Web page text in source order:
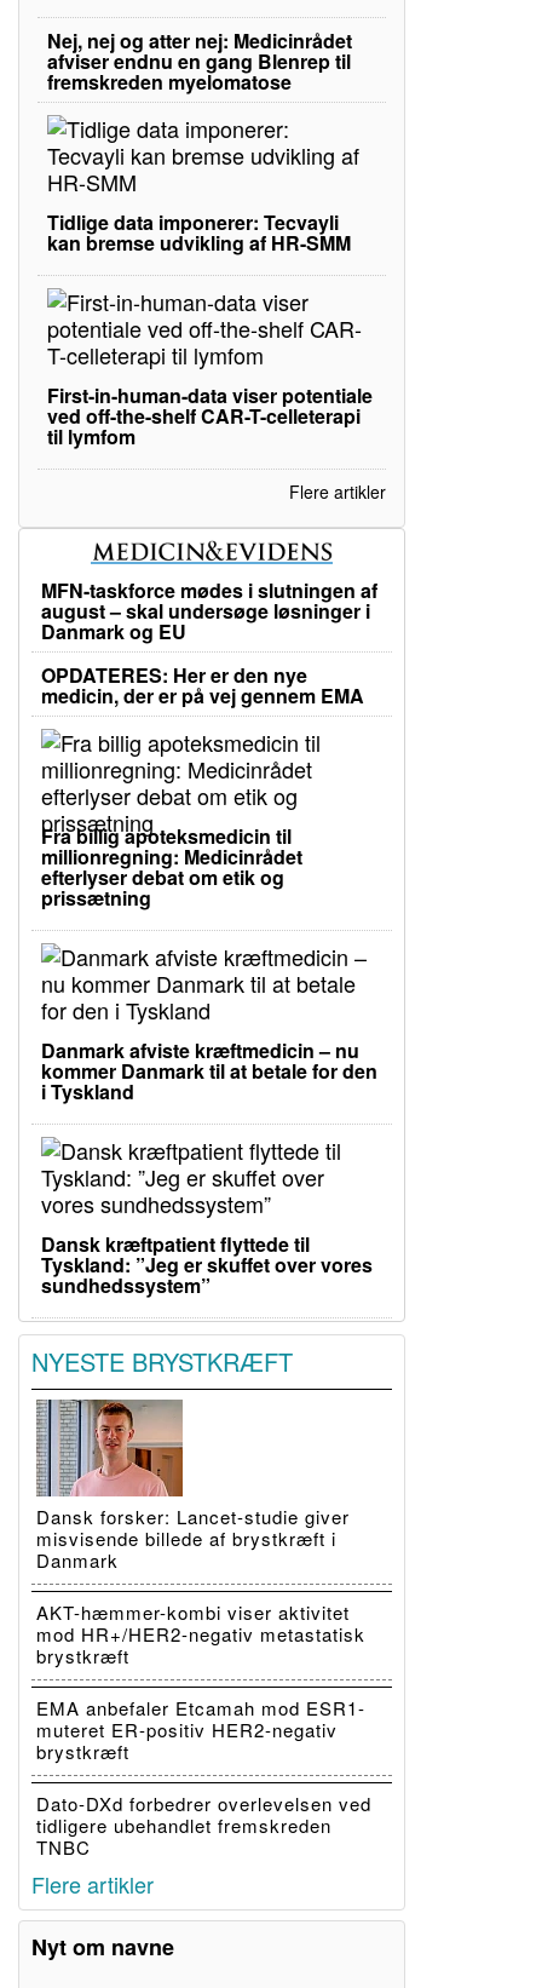
Nej, nej og atter nej: Medicinrådet
afviser endnu en gang Blenrep til
fremskreden myelomatose
Tidlige data imponerer: Tecvayli
kan bremse udvikling af HR-SMM
First-in-human-data viser potentiale
ved off-the-shelf CAR-T-celleterapi
til lymfom
Flere artikler
MFN-taskforce mødes i slutningen af
august – skal undersøge løsninger i
Danmark og EU
OPDATERES: Her er den nye
medicin, der er på vej gennem EMA
Fra billig apoteksmedicin til
millionregning: Medicinrådet
efterlyser debat om etik og
prissætning
Danmark afviste kræftmedicin – nu
kommer Danmark til at betale for den
i Tyskland
Dansk kræftpatient flyttede til
Tyskland: ”Jeg er skuffet over vores
sundhedssystem”
NYESTE BRYSTKRÆFT
Dansk forsker: Lancet-studie giver
misvisende billede af brystkræft i
Danmark
AKT-hæmmer-kombi viser aktivitet
mod HR+/HER2-negativ metastatisk
brystkræft
EMA anbefaler Etcamah mod ESR1-
muteret ER-positiv HER2-negativ
brystkræft
Dato-DXd forbedrer overlevelsen ved
tidligere ubehandlet fremskreden
TNBC
Flere artikler
Nyt om navne